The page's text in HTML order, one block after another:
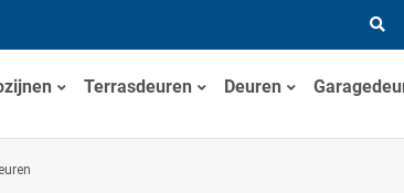
Terrasdeuren Deuren